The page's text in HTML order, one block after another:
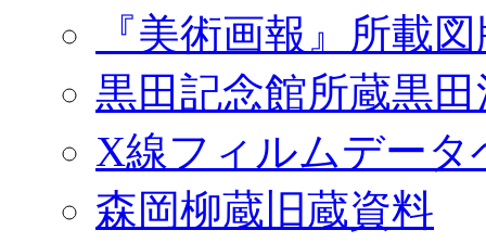
『美術画報』所載
黒田記念館所蔵黒
X線フィルムデータ
森岡柳蔵旧蔵資料